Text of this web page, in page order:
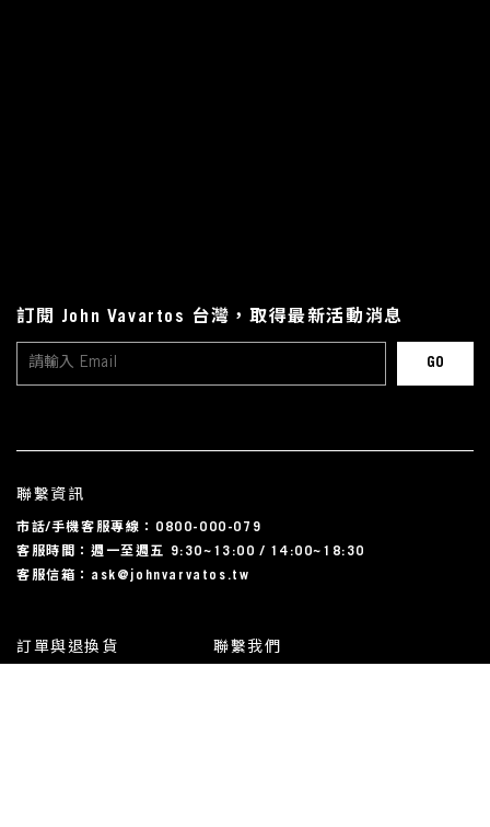
訂單與退換貨 聯繫我們
聯繫資訊
市話/手機客服專線：0800-000-079
客服時間：週一至週五 9:30~13:00 / 14:00~18:30
客服信箱：ask@johnvarvatos.tw
訂閱 John Vavartos 台灣，取得最新活動消息